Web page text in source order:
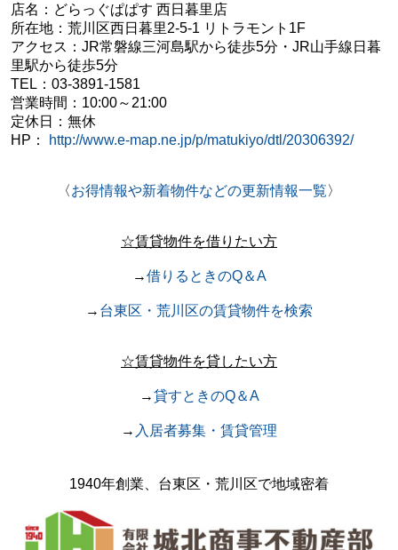
店名：どらっぐぱぱす 西日暮里店
所在地：荒川区西日暮里2-5-1 リトラモント1F
アクセス：JR常磐線三河島駅から徒歩5分・JR山手線日暮
里駅から徒歩5分
TEL：03-3891-1581
営業時間：10:00～21:00
定休日：無休
HP：
http://www.e-map.ne.jp/p/matukiyo/dtl/20306392/
〈お得情報や新着物件などの更新情報一覧〉
☆賃貸物件を借りたい方
→借りるときのQ＆A
→ 台東区・荒川区の賃貸物件を検索
☆賃貸物件を貸したい方
→貸すときのQ＆A
→ 入居者募集・賃貸管理
1940年創業、台東区・荒川区で地域密着